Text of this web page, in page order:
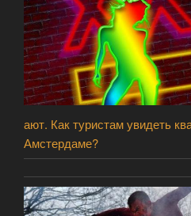
ают. Как туристам увидеть
Амстердаме?